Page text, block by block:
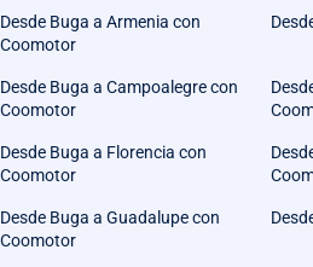
Desde Buga a Armenia con
Coomotor
Desde Buga a Campoalegre con
Coomotor
Desde Buga a Florencia con
Coomotor
Desde Buga a Guadalupe con
Coomotor